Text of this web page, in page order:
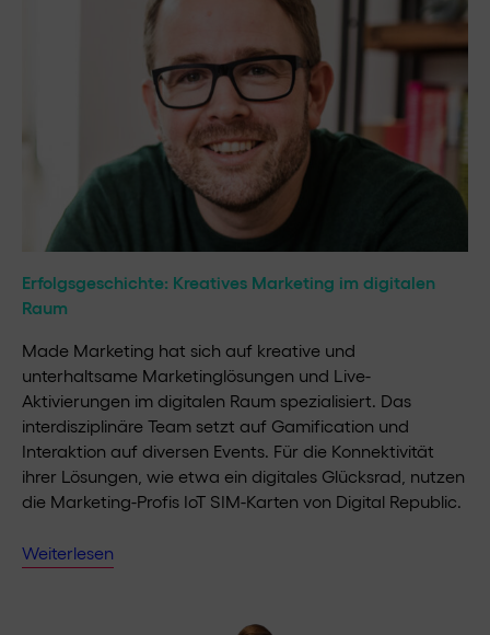
Erfolgsgeschichte: Kreatives Marketing im digitalen
Raum
Made Marketing hat sich auf kreative und
unterhaltsame Marketinglösungen und Live-
Aktivierungen im digitalen Raum spezialisiert. Das
interdisziplinäre Team setzt auf Gamification und
Interaktion auf diversen Events. Für die Konnektivität
ihrer Lösungen, wie etwa ein digitales Glücksrad, nutzen
die Marketing-Profis IoT SIM-Karten von Digital Republic.
Weiterlesen